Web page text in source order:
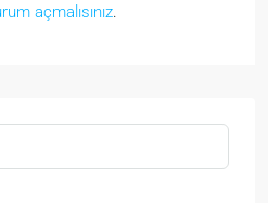
açmalısınız.